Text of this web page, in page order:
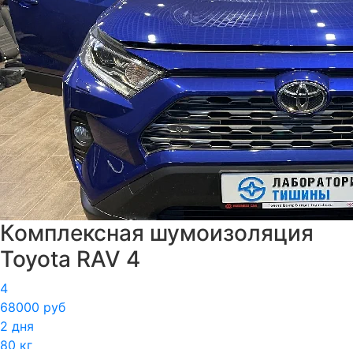
Комплексная шумоизоляция
Toyota RAV 4
4
68000 руб
2 дня
80 кг